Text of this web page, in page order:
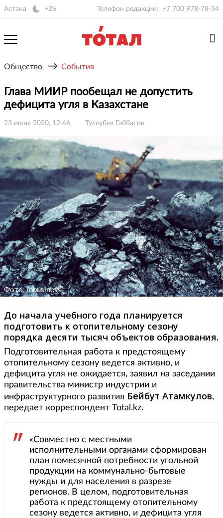
Астана +26 Телефон редакции: +7 700 978-78-54
Общество → События
Глава МИИР пообещал не допустить
дефицита угля в Казахстане
23 июня 2020, 12:46 Тулеубек Габбасов
Фото: inbusiness
До начала учебного года планируется
подготовить к отопительному сезону
порядка десяти тысяч объектов образования.
Подготовительная работа к предстоящему
отопительному сезону ведется активно, и
дефицита угля не ожидается, заявил на заседании
правительства министр индустрии и
инфраструктурного развития Бейбут Атамкулов,
передает корреспондент Total.kz.
«Совместно с местными
исполнительными органами сформирован
план помесячной потребности угольной
продукции на коммунально-бытовые
нужды и для населения в разрезе
регионов. В целом, подготовительная
работа к предстоящему отопительному
сезону ведется активно, и дефицита угля